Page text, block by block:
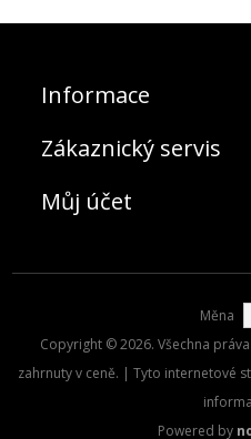
Informace
Zákaznický servis
Můj účet
Měna
Copyright © 2026. Všechna
zahrnuty v ceně. | Tyto internetové
Powered by